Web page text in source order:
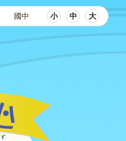
國中 小 中 大